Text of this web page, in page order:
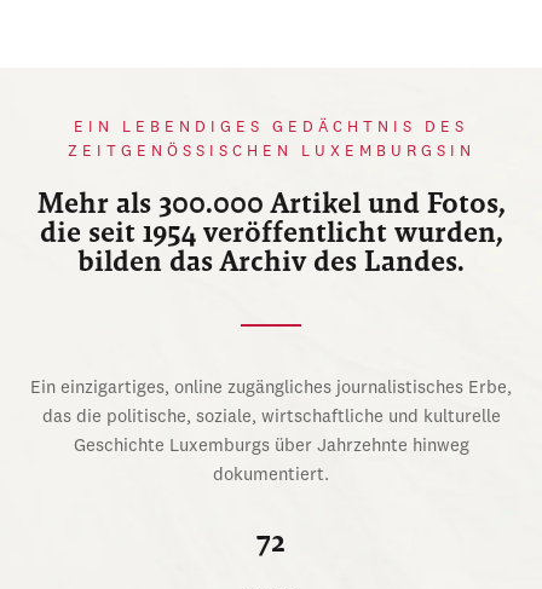
EIN LEBENDIGES GEDÄCHTNIS DES
ZEITGENÖSSISCHEN LUXEMBURGSIN
Mehr als 300.000 Artikel und Fotos,
die seit 1954 veröffentlicht wurden,
bilden das Archiv des Landes.
Ein einzigartiges, online zugängliches journalistisches Erbe,
das die politische, soziale, wirtschaftliche und kulturelle
Geschichte Luxemburgs über Jahrzehnte hinweg
dokumentiert.
72